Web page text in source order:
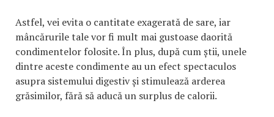
Astfel, vei evita o cantitate exagerată de sare, iar
mâncărurile tale vor fi mult mai gustoase daorită
condimentelor folosite. În plus, după cum știi, unele
dintre aceste condimente au un efect spectaculos
asupra sistemului digestiv și stimulează arderea
grăsimilor, fără să aducă un surplus de calorii.